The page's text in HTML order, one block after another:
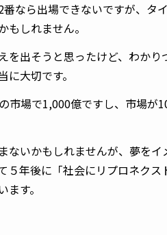
なら出場できないですが、タ
もしれません。
を出そうと思ったけど、わか
大切です。
市場で1,000億ですし、市場が
ないかもしれませんが、夢を
５年後に「社会にリプロネク
す。